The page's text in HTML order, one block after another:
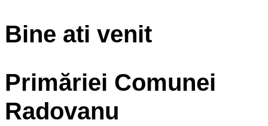
Bine ati venit
Primăriei Comunei
Radovanu